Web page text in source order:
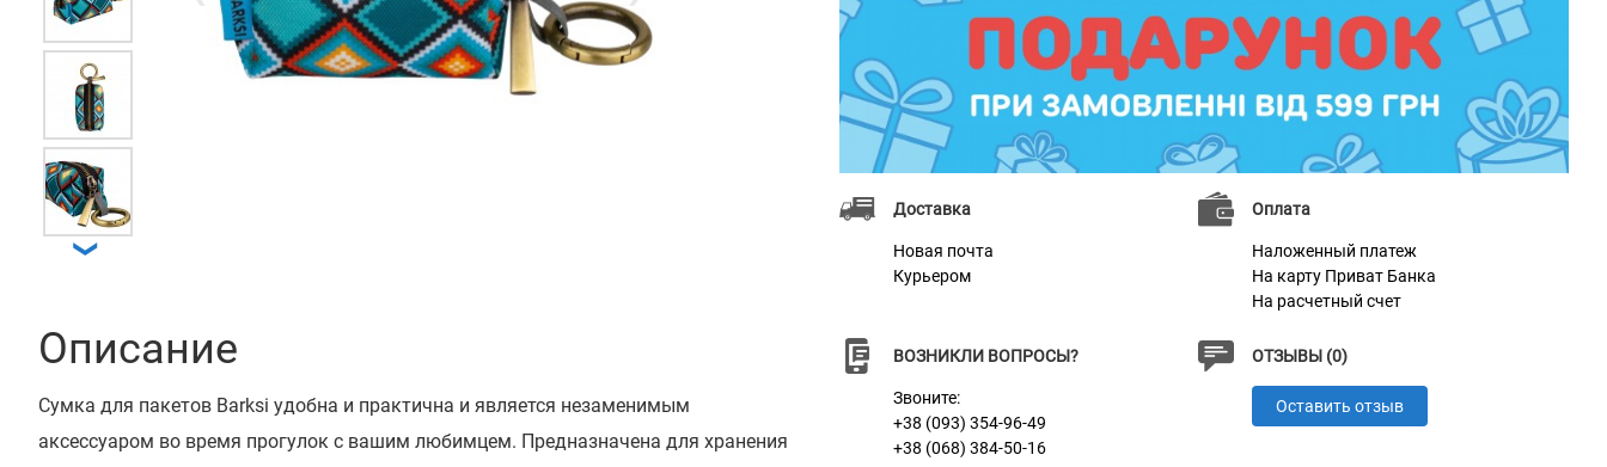
❯
Описание
Сумка для пакетов Barksi удобна и практична и является незаменимым
аксессуаром во время прогулок с вашим любимцем. Предназначена для хранения
Доставка
Новая почта
Курьером
Оплата
Наложенный платеж
На карту Приват Банка
На расчетный счет
ВОЗНИКЛИ ВОПРОСЫ?
Звоните:
+38 (093) 354-96-49
+38 (068) 384-50-16
ОТЗЫВЫ (0)
Оставить отзыв